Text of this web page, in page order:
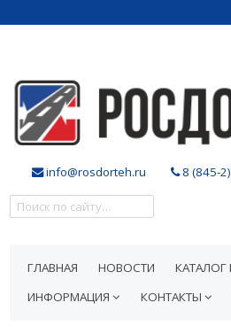
info@rosdorteh.ru 8 (845-
ГЛАВНАЯ НОВОСТИ
ИНФОРМАЦИЯ
КОНТАКТЫ